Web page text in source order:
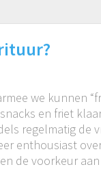
we kunnen
en friet
regelmatig de
enthousiast
de voorkeur